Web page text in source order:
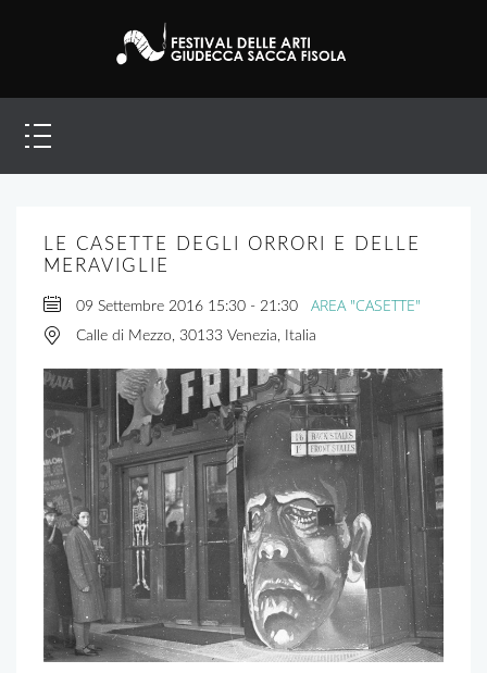
LE CASETTE DEGLI ORRORI E DELLE
MERAVIGLIE
09 Settembre 2016 15:30 - 21:30 AREA "CASETTE"
Calle di Mezzo, 30133 Venezia, Italia